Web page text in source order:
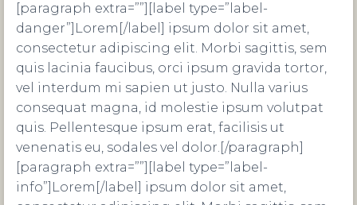
[paragraph extra=””][label type=”label-
danger”]Lorem[/label] ipsum dolor sit amet,
consectetur adipiscing elit. Morbi sagittis, sem
quis lacinia faucibus, orci ipsum gravida tortor,
vel interdum mi sapien ut justo. Nulla varius
consequat magna, id molestie ipsum volutpat
quis. Pellentesque ipsum erat, facilisis ut
venenatis eu, sodales vel dolor.[/paragraph]
[paragraph extra=””][label type=”label-
info”]Lorem[/label] ipsum dolor sit amet,